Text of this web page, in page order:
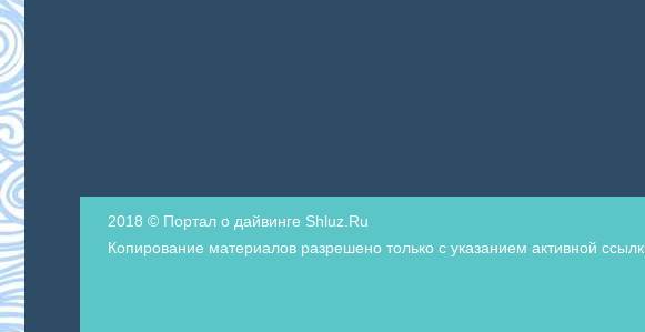
2018 © Портал о дайвинге Shluz.Ru
Копирование материалов разрешено только с указанием активной